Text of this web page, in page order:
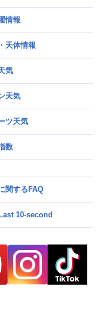
情報
天体情報
気
天気
ツ天気
数
関するFAQ
10-second